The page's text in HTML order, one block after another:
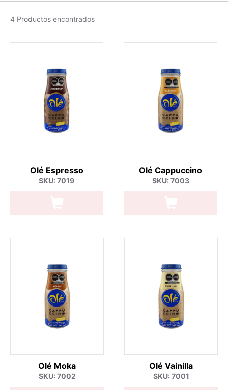
4 Productos encontrados
Olé Espresso
SKU: 7019
Olé Cappuccino
SKU: 7003
Olé Moka
SKU: 7002
Olé Vainilla
SKU: 7001